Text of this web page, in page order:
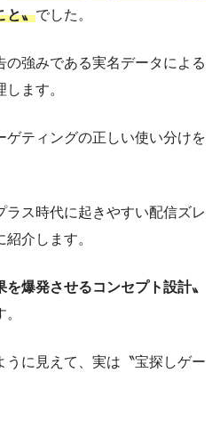
と〟でした。
強みである実名データによる
ます。
ゲティングの正しい使い分けを
ラス時代に起きやすい配信ズレ
介します。
を爆発させるコンセプト設計〟
うに見えて、実は〝宝探しゲー